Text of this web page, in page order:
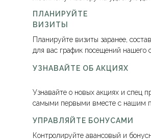
Планируйте визиты заранее,
для вас график посещений нашего
ПЛАНИРУЙТЕ
ВИЗИТЫ
Узнавайте о новых акциях и спец
самыми первыми вместе с нашим
УЗНАВАЙТЕ ОБ АКЦИЯХ
Контролируйте авансовый и
УПРАВЛЯЙТЕ БОНУСАМИ